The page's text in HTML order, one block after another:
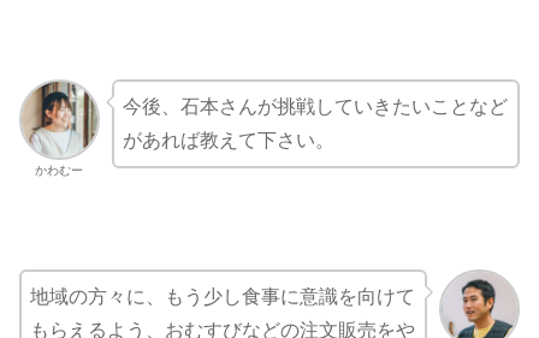
かわむー
今後、石本さんが挑戦していきたいことなど
があれば教えて下さい。
地域の方々に、もう少し食事に意識を向けて
もらえるよう、おむすびなどの注文販売をや